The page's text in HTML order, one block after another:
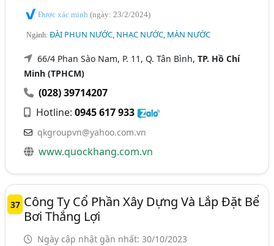
Được xác minh(ngày: 23/2/2024)
Ngành:ĐÀI PHUN NƯỚC, NHẠC NƯỚC, MÀN NƯỚC
66/4 Phan Sào Nam, P. 11, Q. Tân Bình,TP. Hồ Chí
Minh (TPHCM)
(028) 39714207
Hotline:0945 617 933
qkgroupvn@yahoo.com.vn
www.quockhang.com.vn
37 Công Ty Cổ Phần Xây Dựng Và Lắp Đặt Bể
Bơi Thắng Lợi
Ngày cập nhật gần nhất: 30/10/2023